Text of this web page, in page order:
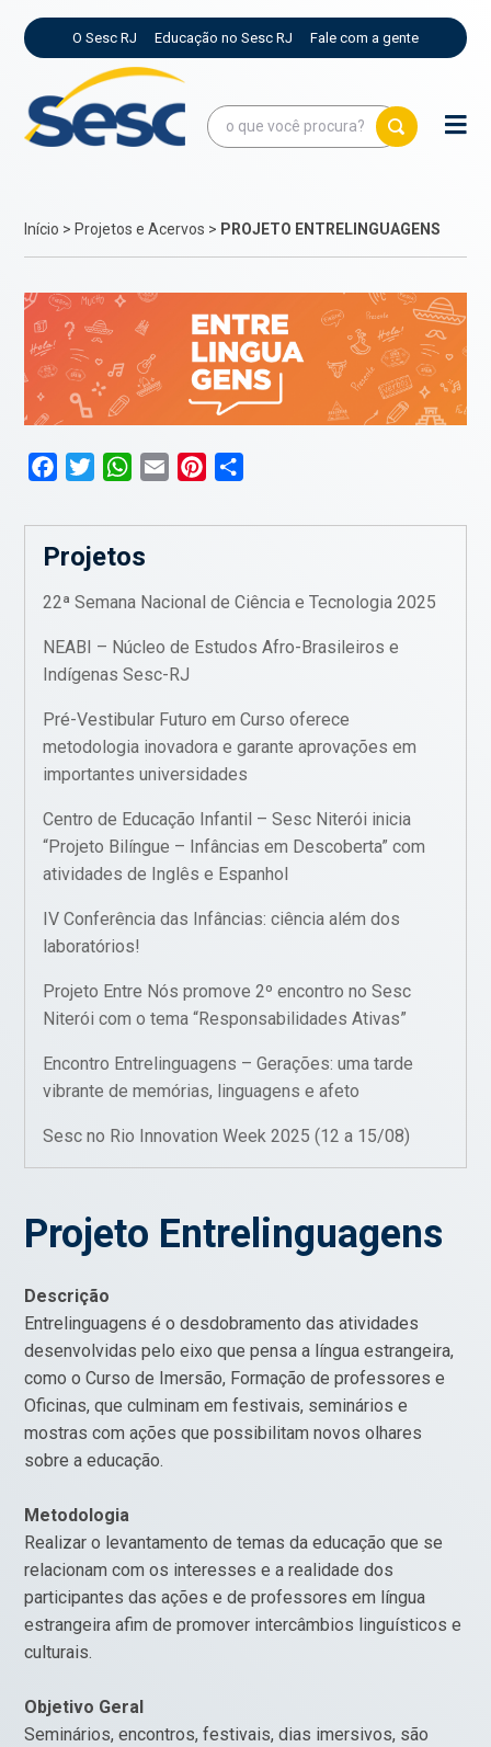
O Sesc RJ Educação no Sesc RJ Fale com a gente
Início > Projetos e Acervos > PROJETO ENTRELINGUAGENS
FacebookTwitterWhatsApp
Email Pinterest
Projetos
22ª Semana Nacional de Ciência e Tecnologia 2025
NEABI – Núcleo de Estudos Afro-Brasileiros e
Indígenas Sesc-RJ
Pré-Vestibular Futuro em Curso oferece
metodologia inovadora e garante aprovações em
importantes universidades
Centro de Educação Infantil – Sesc Niterói inicia
“Projeto Bilíngue – Infâncias em Descoberta” com
atividades de Inglês e Espanhol
IV Conferência das Infâncias: ciência além dos
laboratórios!
Projeto Entre Nós promove 2º encontro no Sesc
Niterói com o tema “Responsabilidades Ativas”
Encontro Entrelinguagens – Gerações: uma tarde
vibrante de memórias, linguagens e afeto
Sesc no Rio Innovation Week 2025 (12 a 15/08)
Projeto Entrelinguagens
Descrição
Entrelinguagens é o desdobramento das atividades
desenvolvidas pelo eixo que pensa a língua estrangeira,
como o Curso de Imersão, Formação de professores e
Oficinas, que culminam em festivais, seminários e
mostras com ações que possibilitam novos olhares
sobre a educação.
Metodologia
Realizar o levantamento de temas da educação que se
relacionam com os interesses e a realidade dos
participantes das ações e de professores em língua
estrangeira afim de promover intercâmbios linguísticos e
culturais.
Objetivo Geral
Seminários, encontros, festivais, dias imersivos, são